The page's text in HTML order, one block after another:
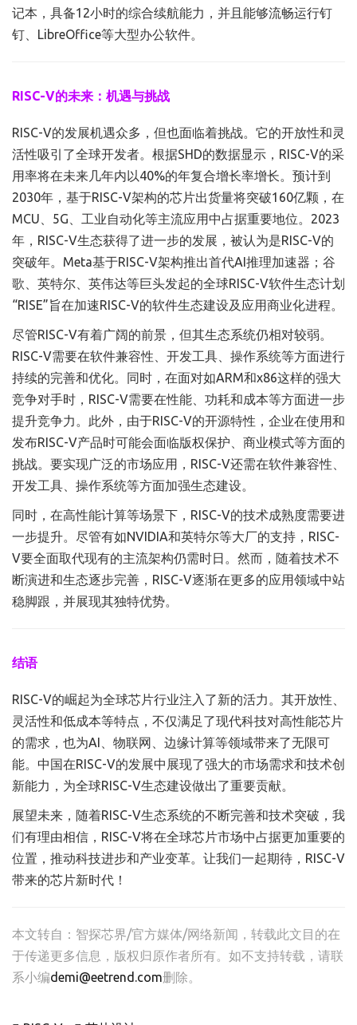
记本，具备12小时的综合续航能力，并且能够流畅运行钉
钉、LibreOffice等大型办公软件。
RISC-V的未来：机遇与挑战
RISC-V的发展机遇众多，但也面临着挑战。它的开放性和灵
活性吸引了全球开发者。根据SHD的数据显示，RISC-V的采
用率将在未来几年内以40%的年复合增长率增长。预计到
2030年，基于RISC-V架构的芯片出货量将突破160亿颗，在
MCU、5G、工业自动化等主流应用中占据重要地位。2023
年，RISC-V生态获得了进一步的发展，被认为是RISC-V的
突破年。Meta基于RISC-V架构推出首代AI推理加速器；谷
歌、英特尔、英伟达等巨头发起的全球RISC-V软件生态计划
“RISE”旨在加速RISC-V的软件生态建设及应用商业化进程。
尽管RISC-V有着广阔的前景，但其生态系统仍相对较弱。
RISC-V需要在软件兼容性、开发工具、操作系统等方面进行
持续的完善和优化。同时，在面对如ARM和x86这样的强大
竞争对手时，RISC-V需要在性能、功耗和成本等方面进一步
提升竞争力。此外，由于RISC-V的开源特性，企业在使用和
发布RISC-V产品时可能会面临版权保护、商业模式等方面的
挑战。要实现广泛的市场应用，RISC-V还需在软件兼容性、
开发工具、操作系统等方面加强生态建设。
同时，在高性能计算等场景下，RISC-V的技术成熟度需要进
一步提升。尽管有如NVIDIA和英特尔等大厂的支持，RISC-
V要全面取代现有的主流架构仍需时日。然而，随着技术不
断演进和生态逐步完善，RISC-V逐渐在更多的应用领域中站
稳脚跟，并展现其独特优势。
结语
RISC-V的崛起为全球芯片行业注入了新的活力。其开放性、
灵活性和低成本等特点，不仅满足了现代科技对高性能芯片
的需求，也为AI、物联网、边缘计算等领域带来了无限可
能。中国在RISC-V的发展中展现了强大的市场需求和技术创
新能力，为全球RISC-V生态建设做出了重要贡献。
展望未来，随着RISC-V生态系统的不断完善和技术突破，我
们有理由相信，RISC-V将在全球芯片市场中占据更加重要的
位置，推动科技进步和产业变革。让我们一起期待，RISC-V
带来的芯片新时代！
本文转自： 智探芯界/官方媒体/网络新闻 ，转载此文目的在
于传递更多信息，版权归原作者所有。如不支持转载，请联
系小编demi@eetrend.com删除。